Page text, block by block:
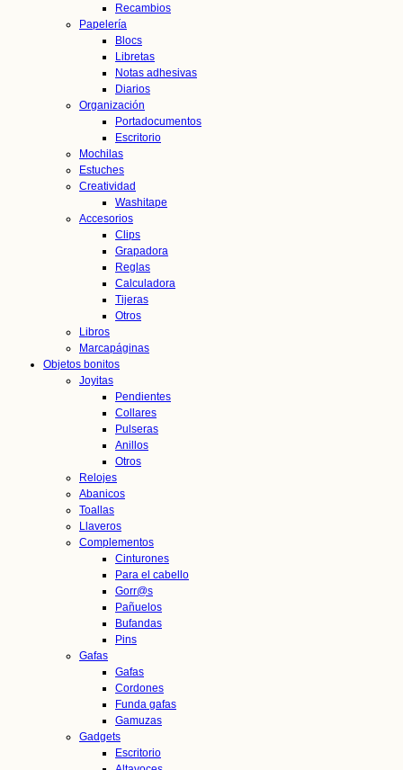
Recambios
Papelería
Blocs
Libretas
Notas adhesivas
Diarios
Organización
Portadocumentos
Escritorio
Mochilas
Estuches
Creatividad
Washitape
Accesorios
Clips
Grapadora
Reglas
Calculadora
Tijeras
Otros
Libros
Marcapáginas
Objetos bonitos
Joyitas
Pendientes
Collares
Pulseras
Anillos
Otros
Relojes
Abanicos
Toallas
Llaveros
Complementos
Cinturones
Para el cabello
Gorr@s
Pañuelos
Bufandas
Pins
Gafas
Gafas
Cordones
Funda gafas
Gamuzas
Gadgets
Escritorio